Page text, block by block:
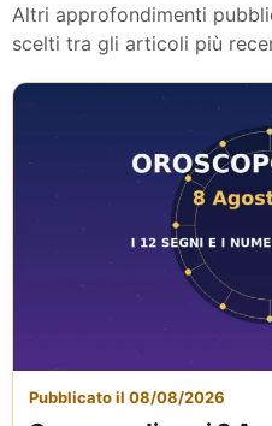
Altri approfondimenti
scelti tra gli articoli più
Pubblicato il 08/08/2026